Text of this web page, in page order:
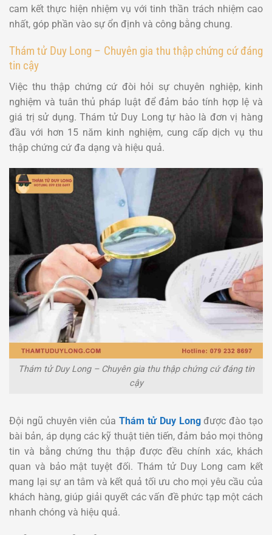
cam kết thực hiện nhiệm vụ với tinh thần trách nhiệm cao
nhất, góp phần vào sự ổn định và công bằng chung.
Thám tử Duy Long – Chuyên gia thu thập chứng cứ đáng
tin cậy
Việc thu thập chứng cứ đòi hỏi sự chuyên nghiệp, kinh
nghiệm và tuân thủ pháp luật để đảm bảo tính hợp lệ và
giá trị sử dụng. Thám tử Duy Long tự hào là đơn vị hàng
đầu với hơn 15 năm kinh nghiệm, cung cấp dịch vụ thu
thập chứng cứ đa dạng và hiệu quả.
Thám tử Duy Long – Chuyên gia thu thập chứng cứ đáng tin
cậy
Đội ngũ chuyên viên củaThám tử Duy Longđược đào tạo
bài bản, áp dụng các kỹ thuật tiên tiến, đảm bảo mọi thông
tin và bằng chứng thu thập được đều chính xác, khách
quan và bảo mật tuyệt đối. Thám tử Duy Long cam kết
mang lại sự an tâm và kết quả tối ưu cho mọi yêu cầu của
khách hàng, giúp giải quyết các vấn đề phức tạp một cách
nhanh chóng và hiệu quả.